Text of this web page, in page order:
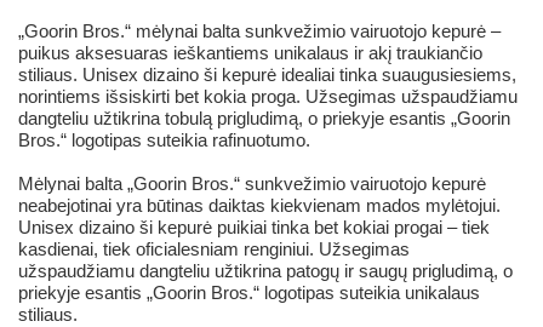
„Goorin Bros.“ mėlynai balta sunkvežimio vairuotojo kepurė –
puikus aksesuaras ieškantiems unikalaus ir akį traukiančio
stiliaus. Unisex dizaino ši kepurė idealiai tinka suaugusiesiems,
norintiems išsiskirti bet kokia proga. Užsegimas užspaudžiamu
dangteliu užtikrina tobulą prigludimą, o priekyje esantis „Goorin
Bros.“ logotipas suteikia rafinuotumo.
Mėlynai balta „Goorin Bros.“ sunkvežimio vairuotojo kepurė
neabejotinai yra būtinas daiktas kiekvienam mados mylėtojui.
Unisex dizaino ši kepurė puikiai tinka bet kokiai progai – tiek
kasdienai, tiek oficialesniam renginiui. Užsegimas
užspaudžiamu dangteliu užtikrina patogų ir saugų prigludimą, o
priekyje esantis „Goorin Bros.“ logotipas suteikia unikalaus
stiliaus.